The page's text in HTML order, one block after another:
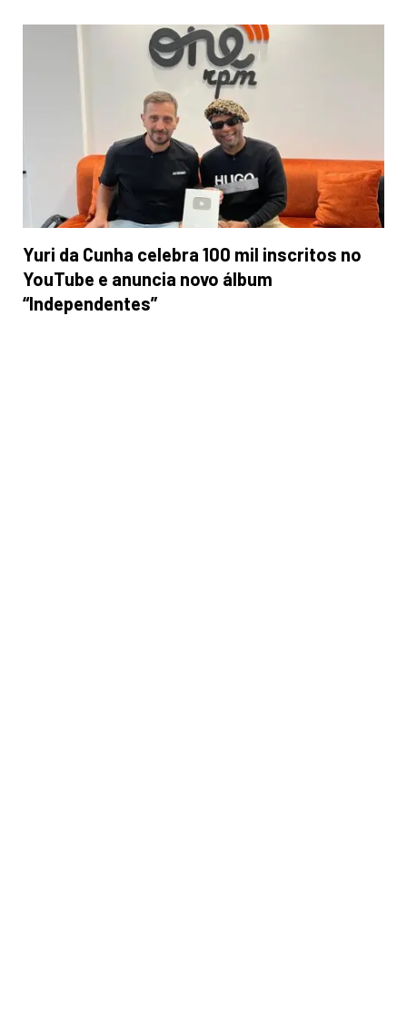
Yuri da Cunha celebra 100 mil inscritos no
YouTube e anuncia novo álbum
“Independentes”